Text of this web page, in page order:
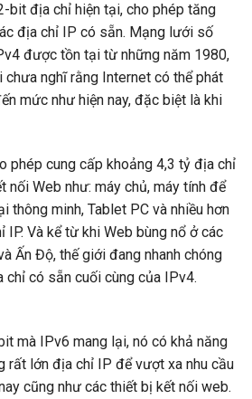
bit địa chỉ hiện tại, cho phép tăng
địa chỉ IP có sẵn. Mạng lưới số
được tồn tại từ những năm 1980,
nghĩ rằng Internet có thể phát
mức như hiện nay, đặc biệt là khi
phép cung cấp khoảng 4,3 tỷ địa chỉ
nối Web như: máy chủ, máy tính để
thông minh, Tablet PC và nhiều hơn
IP. Và kể từ khi Web bùng nổ ở các
Ấn Độ, thế giới đang nhanh chóng
chỉ có sẵn cuối cùng của IPv4.
mà IPv6 mang lại, nó có khả năng
rất lớn địa chỉ IP để vượt xa nhu cầu
cũng như các thiết bị kết nối web.